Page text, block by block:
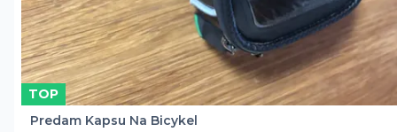
TOP
Predam Kapsu Na Bicykel